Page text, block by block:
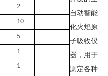
2
10
5
1
1
自动智能
化火焰原
子吸收仪
器，用于
测定各种